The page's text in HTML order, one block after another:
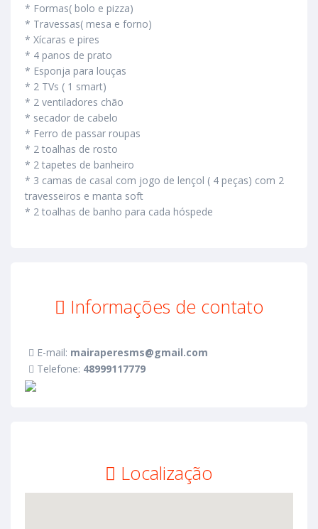
* Formas( bolo e pizza)
* Travessas( mesa e forno)
* Xícaras e pires
* 4 panos de prato
* Esponja para louças
* 2 TVs ( 1 smart)
* 2 ventiladores chão
* secador de cabelo
* Ferro de passar roupas
* 2 toalhas de rosto
* 2 tapetes de banheiro
* 3 camas de casal com jogo de lençol ( 4 peças) com 2
travesseiros e manta soft
* ⁠2 toalhas de banho para cada hóspede
Informações de contato
E-mail: mairaperesms@gmail.com
Telefone: 48999117779
Localização